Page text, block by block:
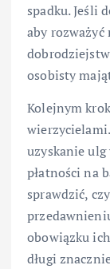
spadku. Jeśli
aby rozważyć
osobisty
Kolejnym
uzyskanie ulg
płatności na
sprawdzić,
obowiązku
długi